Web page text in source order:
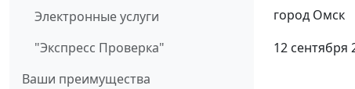
Электронные услуги
"Экспресс Проверка"
Ваши преимущества
город Омск
12 сентября